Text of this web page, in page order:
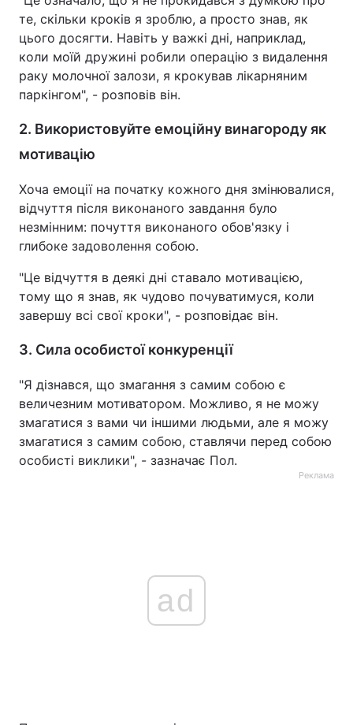
те, скільки кроків я зроблю, а просто знав, як
цього досягти. Навіть у важкі дні, наприклад,
коли моїй дружині робили операцію з видалення
раку молочної залози, я крокував лікарняним
паркінгом", - розповів він.
2. Використовуйте емоційну винагороду як
мотивацію
Хоча емоції на початку кожного дня змінювалися,
відчуття після виконаного завдання було
незмінним: почуття виконаного обов'язку і
глибоке задоволення собою.
"Це відчуття в деякі дні ставало мотивацією,
тому що я знав, як чудово почуватимуся, коли
завершу всі свої кроки", - розповідає він.
3. Сила особистої конкуренції
"Я дізнався, що змагання з самим собою є
величезним мотиватором. Можливо, я не можу
змагатися з вами чи іншими людьми, але я можу
змагатися з самим собою, ставлячи перед собою
особисті виклики", - зазначає Пол.
Реклама
ad